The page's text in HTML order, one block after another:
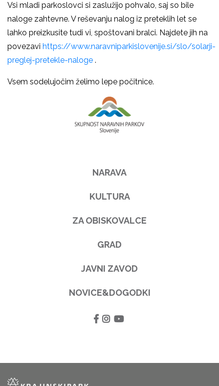
Vsi mladi parkoslovci si zaslužijo pohvalo, saj so bile
naloge zahtevne. V reševanju nalog iz preteklih let se
lahko preizkusite tudi vi, spoštovani bralci. Najdete jih na
povezavi https://www.naravniparkislovenije.si/slo/solarji-
preglej-pretekle-naloge .
Vsem sodelujočim želimo lepe počitnice.
NARAVA
KULTURA
ZA OBISKOVALCE
GRAD
JAVNI ZAVOD
NOVICE&DOGODKI